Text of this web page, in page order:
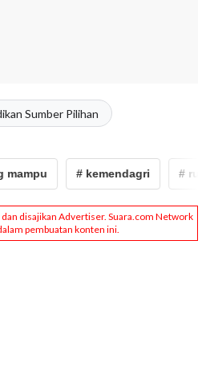
Sumber Pilihan
# kemendagri #